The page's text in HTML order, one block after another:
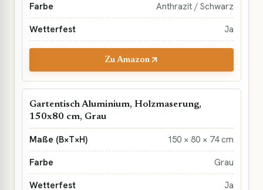
Anthrazit / Schwarz
Ja
Zu Amazon
Gartentisch Aluminium, Holzmaserung,
150x80 cm, Grau
150 × 80 × 74 cm
Grau
Ja